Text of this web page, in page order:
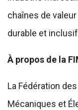
chaînes de
durable et
À propos de la
La Fédération
Mécaniques et